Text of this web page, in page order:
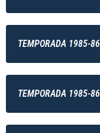
TEMPORADA 1985-86
TEMPORADA 1985-86